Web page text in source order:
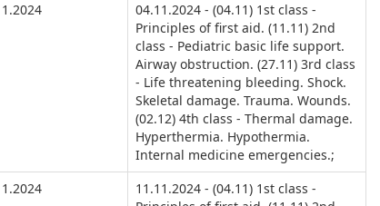
04.11.2024 - (04.11) 1st class -
Principles of first aid. (11.11) 2nd
class - Pediatric basic life support.
Airway obstruction. (27.11) 3rd class
- Life threatening bleeding. Shock.
Skeletal damage. Trauma. Wounds.
(02.12) 4th class - Thermal damage.
Hyperthermia. Hypothermia.
Internal medicine emergencies.;
11.11.2024 - (04.11) 1st class -